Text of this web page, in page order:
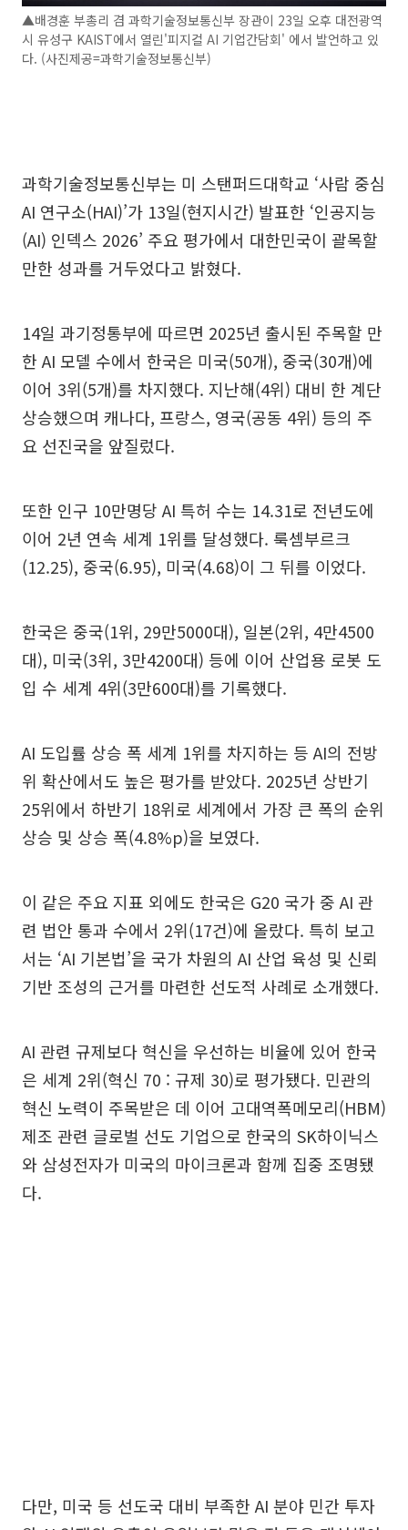
▲배경훈 부총리 겸 과학기술정보통신부 장관이 23일 오후 대전광역
시 유성구 KAIST에서 열린'피지컬 AI 기업간담회' 에서 발언하고 있
다. (사진제공=과학기술정보통신부)
과학기술정보통신부는 미 스탠퍼드대학교 ‘사람 중심
AI 연구소(HAI)’가 13일(현지시간) 발표한 ‘인공지능
(AI) 인덱스 2026’ 주요 평가에서 대한민국이 괄목할
만한 성과를 거두었다고 밝혔다.
14일 과기정통부에 따르면 2025년 출시된 주목할 만
한 AI 모델 수에서 한국은 미국(50개), 중국(30개)에
이어 3위(5개)를 차지했다. 지난해(4위) 대비 한 계단
상승했으며 캐나다, 프랑스, 영국(공동 4위) 등의 주
요 선진국을 앞질렀다.
또한 인구 10만명당 AI 특허 수는 14.31로 전년도에
이어 2년 연속 세계 1위를 달성했다. 룩셈부르크
(12.25), 중국(6.95), 미국(4.68)이 그 뒤를 이었다.
한국은 중국(1위, 29만5000대), 일본(2위, 4만4500
대), 미국(3위, 3만4200대) 등에 이어 산업용 로봇 도
입 수 세계 4위(3만600대)를 기록했다.
AI 도입률 상승 폭 세계 1위를 차지하는 등 AI의 전방
위 확산에서도 높은 평가를 받았다. 2025년 상반기
25위에서 하반기 18위로 세계에서 가장 큰 폭의 순위
상승 및 상승 폭(4.8%p)을 보였다.
이 같은 주요 지표 외에도 한국은 G20 국가 중 AI 관
련 법안 통과 수에서 2위(17건)에 올랐다. 특히 보고
서는 ‘AI 기본법’을 국가 차원의 AI 산업 육성 및 신뢰
기반 조성의 근거를 마련한 선도적 사례로 소개했다.
AI 관련 규제보다 혁신을 우선하는 비율에 있어 한국
은 세계 2위(혁신 70 : 규제 30)로 평가됐다. 민관의
혁신 노력이 주목받은 데 이어 고대역폭메모리(HBM)
제조 관련 글로벌 선도 기업으로 한국의 SK하이닉스
와 삼성전자가 미국의 마이크론과 함께 집중 조명됐
다.
다만, 미국 등 선도국 대비 부족한 AI 분야 민간 투자